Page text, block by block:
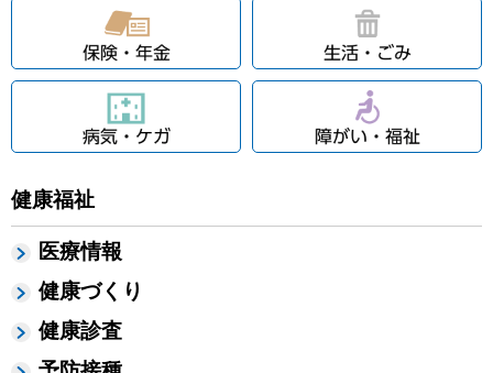
健康福祉
医療情報
健康づくり
健康診査